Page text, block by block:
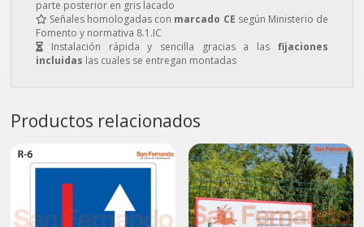
parte posterior en gris lacado
Señales homologadas con marcado CE según Ministerio de
Fomento y normativa 8.1.IC
Instalación rápida y sencilla gracias a las fijaciones
incluidas las cuales se entregan montadas
Productos relacionados